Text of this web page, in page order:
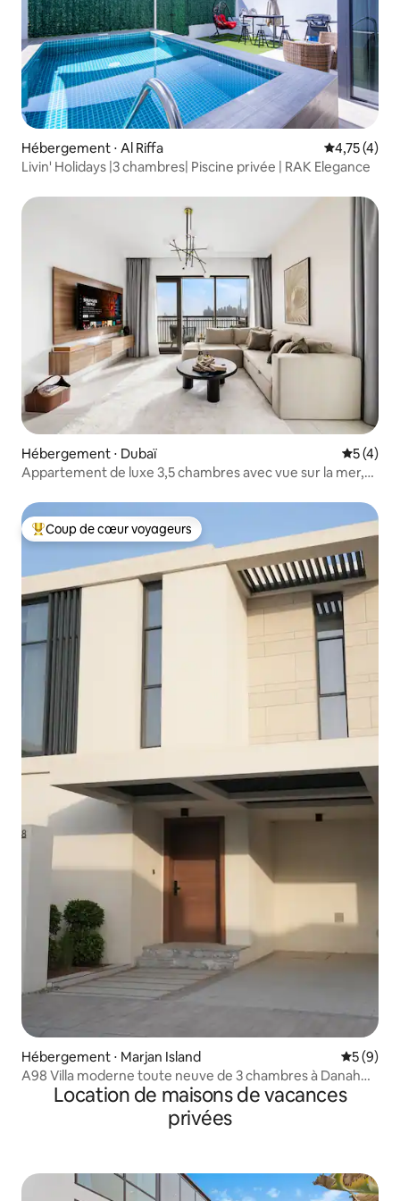
Hébergement ⋅ Al Riffa Évaluation
4,75 (4)
Livin' Holidays |3 chambres| Piscine privée | RAK Elegance
Hébergement ⋅ Dubaï
5 (4)
Appartement de luxe 3,5 chambres avec vue sur la mer,
Coups de cœur voyageurs les plus appréciés
Coup de cœur voyageurs
Hébergement ⋅ Marjan Island
5 (9)
A98 Villa moderne toute neuve de 3 chambres à Danah
Location de maisons de vacances
privées